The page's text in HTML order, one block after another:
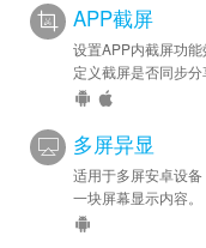
APP截屏
设置APP内截屏功
定义截屏是否同步分
多屏异显
适用于多屏安卓设
一块屏幕显示内容。